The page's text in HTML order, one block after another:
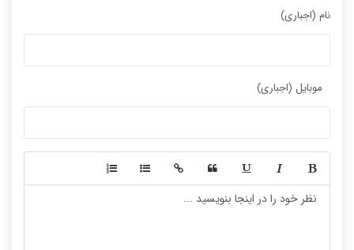
نام (اجباری)
موبایل (اجباری)
-
-
-
-